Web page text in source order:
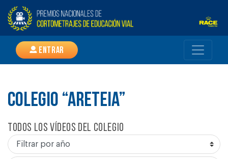
Entrar
COLEGIO “ARETEIA”
Todos los vídeos del colegio